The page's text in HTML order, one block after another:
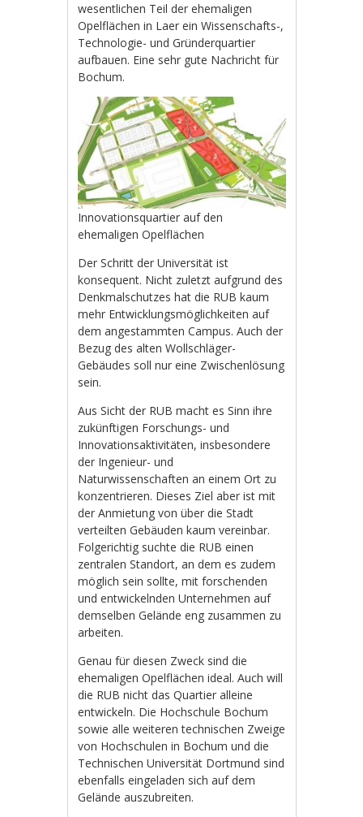
wesentlichen Teil der ehemaligen
Opelflächen in Laer ein Wissenschafts-,
Technologie- und Gründerquartier
aufbauen. Eine sehr gute Nachricht für
Bochum.
Innovationsquartier auf den
ehemaligen Opelflächen
Der Schritt der Universität ist
konsequent. Nicht zuletzt aufgrund des
Denkmalschutzes hat die RUB kaum
mehr Entwicklungsmöglichkeiten auf
dem angestammten Campus. Auch der
Bezug des alten Wollschläger-
Gebäudes soll nur eine Zwischenlösung
sein.
Aus Sicht der RUB macht es Sinn ihre
zukünftigen Forschungs- und
Innovationsaktivitäten, insbesondere
der Ingenieur- und
Naturwissenschaften an einem Ort zu
konzentrieren. Dieses Ziel aber ist mit
der Anmietung von über die Stadt
verteilten Gebäuden kaum vereinbar.
Folgerichtig suchte die RUB einen
zentralen Standort, an dem es zudem
möglich sein sollte, mit forschenden
und entwickelnden Unternehmen auf
demselben Gelände eng zusammen zu
arbeiten.
Genau für diesen Zweck sind die
ehemaligen Opelflächen ideal. Auch will
die RUB nicht das Quartier alleine
entwickeln. Die Hochschule Bochum
sowie alle weiteren technischen Zweige
von Hochschulen in Bochum und die
Technischen Universität Dortmund sind
ebenfalls eingeladen sich auf dem
Gelände auszubreiten.